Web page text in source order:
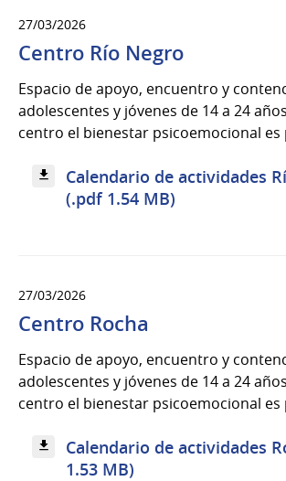
27/03/2026
Centro Río Negro
Espacio de apoyo, encuentro y
adolescentes y jóvenes de 14 a 24
centro el bienestar psicoemocional
Calendario de actividades
(.pdf 1.54 MB)
27/03/2026
Centro Rocha
Espacio de apoyo, encuentro y
adolescentes y jóvenes de 14 a 24
centro el bienestar psicoemocional
Calendario de actividades
1.53 MB)